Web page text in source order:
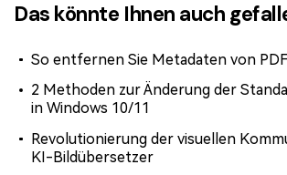
Das könnte Ihnen auch
So entfernen Sie Metadaten von
2 Methoden zur Änderung der
in Windows 10/11
Revolutionierung der visuellen
KI-Bildübersetzer